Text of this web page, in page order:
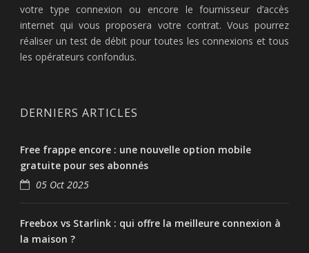
votre type connexion ou encore le fournisseur d’accès
internet qui vous proposera votre contrat. Vous pourrez
réaliser un test de débit pour toutes les connexions et tous
les opérateurs confondus.
DERNIERS ARTICLES
Free frappe encore : une nouvelle option mobile
gratuite pour ses abonnés
05 Oct 2025
Freebox vs Starlink : qui offre la meilleure connexion à
la maison ?